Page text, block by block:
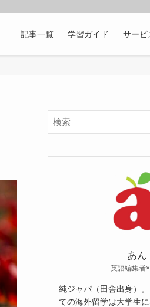
記事一覧 学習ガイド サービ
あん
英語編集者
純ジャパ（田舎出身）
ての海外留学は大学生に